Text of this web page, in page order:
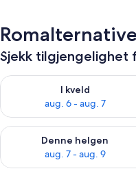
Sjekk tilgjengelighet
I kveld
aug. 6 - aug. 7
Sjekk tilgjengelighet for i
Denne helgen
aug. 7 - aug. 9
Sjekk tilgjengelighet for